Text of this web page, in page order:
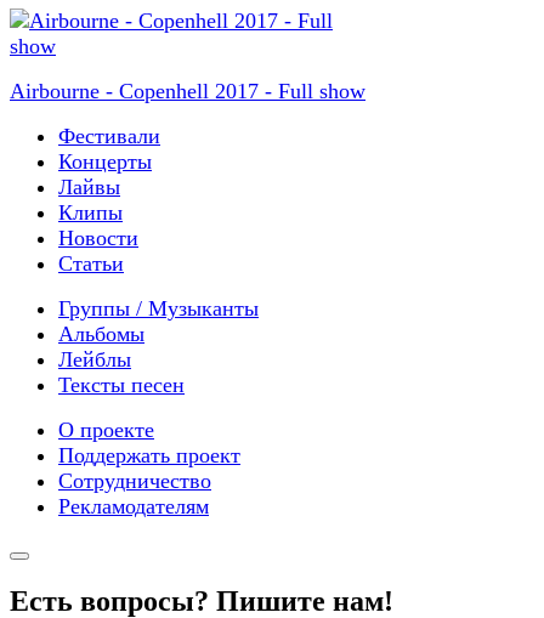
Airbourne - Copenhell 2017 - Full show
Фестивали
Концерты
Лайвы
Клипы
Новости
Статьи
Группы / Музыканты
Альбомы
Лейблы
Тексты песен
О проекте
Поддержать проект
Сотрудничество
Рекламодателям
Есть вопросы? Пишите нам!